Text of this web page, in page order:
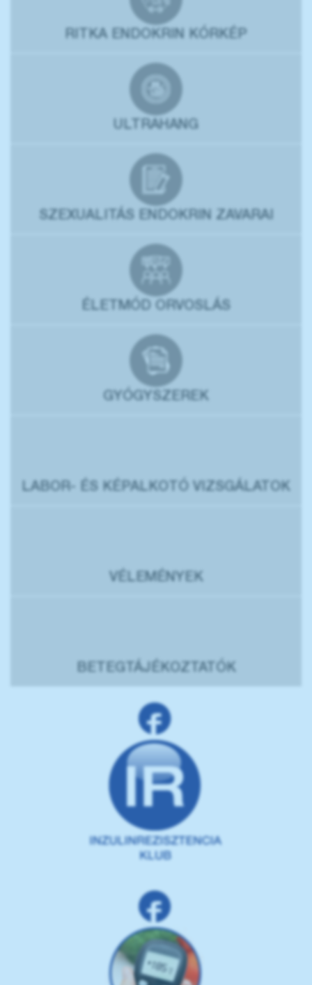
RITKA ENDOKRIN KÓRKÉP
ULTRAHANG
SZEXUALITÁS ENDOKRIN ZAVARAI
ÉLETMÓD ORVOSLÁS
GYÓGYSZEREK
LABOR- ÉS KÉPALKOTÓ VIZSGÁLATOK
VÉLEMÉNYEK
BETEGTÁJÉKOZTATÓK